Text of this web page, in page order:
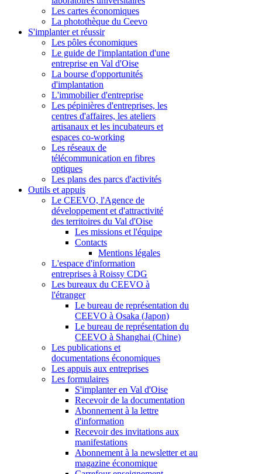
Les cartes économiques
La photothèque du Ceevo
S'implanter et réussir
Les pôles économiques
Le guide de l'implantation d'une
entreprise en Val d'Oise
La bourse d'opportunités
d'implantation
L'immobilier d'entreprise
Les pépinières d'entreprises, les
centres d'affaires, les ateliers
artisanaux et les incubateurs et
espaces co-working
Les réseaux de
télécommunication en fibres
optiques
Les plans des parcs d'activités
Outils et appuis
Le CEEVO, l'Agence de
développement et d'attractivité
des territoires du Val d'Oise
Les missions et l'équipe
Contacts
Mentions légales
L'espace d'information
entreprises à Roissy CDG
Les bureaux du CEEVO à
l'étranger
Le bureau de représentation du
CEEVO à Osaka (Japon)
Le bureau de représentation du
CEEVO à Shanghai (Chine)
Les publications et
documentations économiques
Les appuis aux entreprises
Les formulaires
S'implanter en Val d'Oise
Recevoir de la documentation
Abonnement à la lettre
d'information
Recevoir des invitations aux
manifestations
Abonnement à la newsletter et au
magazine économique